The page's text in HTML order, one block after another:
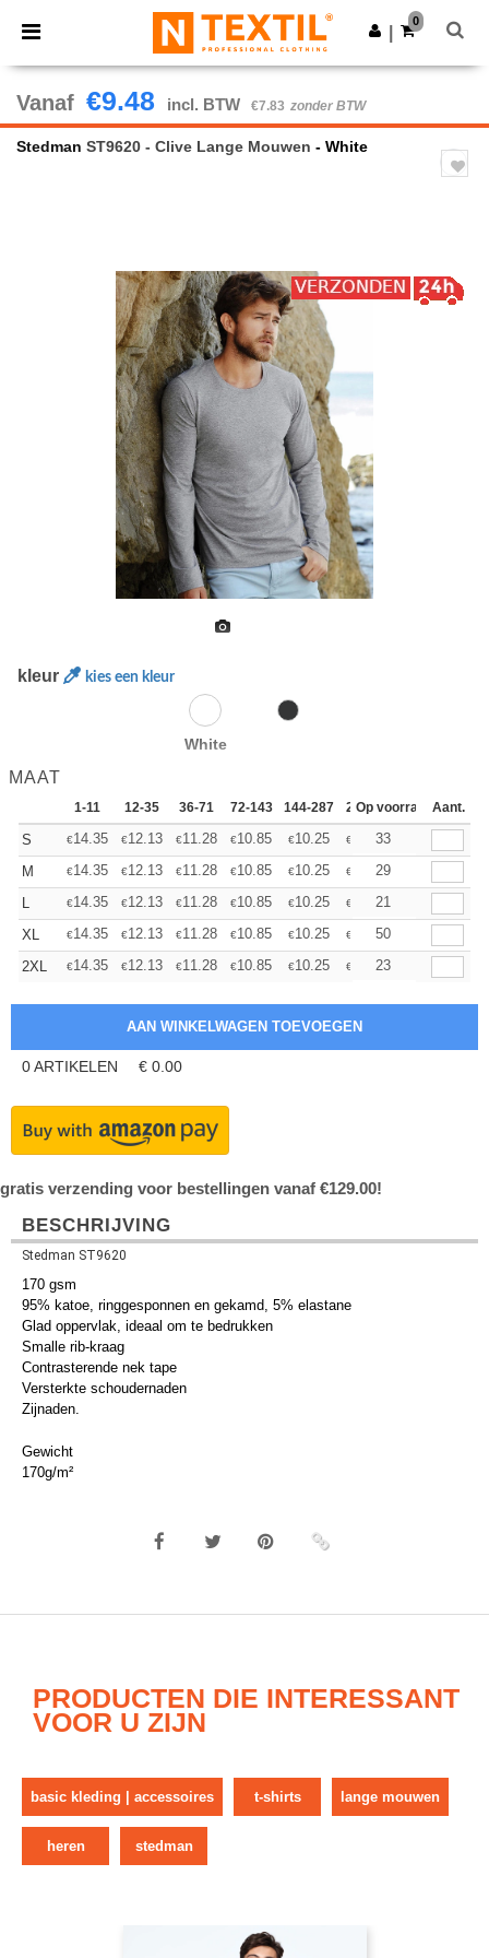
× Ntextil-app
Betere prijzen in de app!
Download app
0
Vanaf €9.48 incl. BTW €7.83 zonder BTW
Stedman ST9620 - Clive Lange Mouwen - White
kleur kies een kleur
White
MAAT
1-11 12-35 36-71 72-143 144-287 288 + Meer
Op voorraadAant.
S €14.35 €12.13 €11.28 €10.85 €10.25 € 9.4833
M
€14.35 €12.13 €11.28 €10.85 €10.25 € 9.4829
L
€14.35 €12.13 €11.28 €10.85 €10.25 € 9.4821
XL
€14.35 €12.13 €11.28 €10.85 €10.25 € 9.4850
2XL
€14.35 €12.13 €11.28 €10.85 €10.25 € 9.4823
0ARTIKELEN € 0.00
gratis verzending voor bestellingen vanaf €129.00!
BESCHRIJVING
Stedman ST9620
170 gsm
95% katoe, ringgesponnen en gekamd, 5% elastane
Glad oppervlak, ideaal om te bedrukken
Smalle rib-kraag
Contrasterende nek tape
Versterkte schoudernaden
Zijnaden.
Gewicht
170g/m²
PRODUCTEN DIE INTERESSANT
VOOR U ZIJN
basic kleding | accessoires t-shirts lange mouwen
heren stedman